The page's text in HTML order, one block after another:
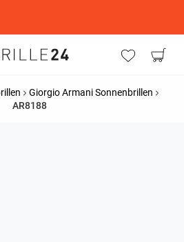
Giorgio Armani Sonnenbrillen
AR8188